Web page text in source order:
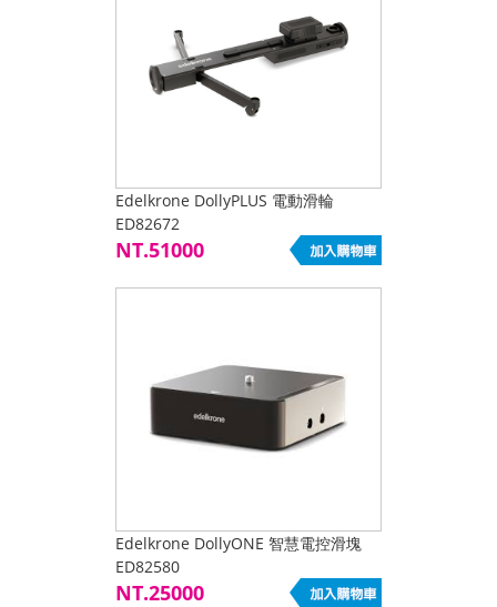
Edelkrone DollyPLUS 電動滑輪
ED82672
NT.51000
Edelkrone DollyONE 智慧電控滑塊
ED82580
NT.25000